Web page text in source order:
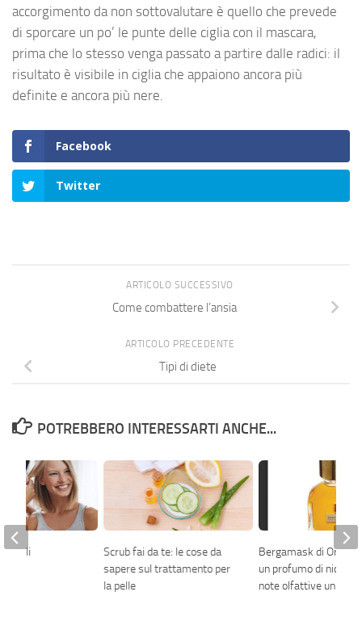
accorgimento da non sottovalutare è quello che prevede
di sporcare un po’ le punte delle ciglia con il mascara,
prima che lo stesso venga passato a partire dalle radici: il
risultato è visibile in ciglia che appaiono ancora più
definite e ancora più nere.
Facebook
Twitter
ARTICOLO SUCCESSIVO
Come combattere l’ansia
ARTICOLO PRECEDENTE
Tipi di diete
POTREBBERO INTERESSARTI ANCHE...
Scrub fai da te: le cose da
sapere sul trattamento per
la pelle
Bergamask di Orto
un profumo di nicchia
note olfattive uniche